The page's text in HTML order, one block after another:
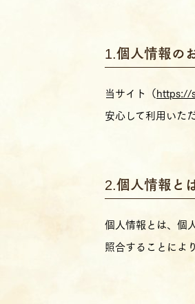
個人情報の
当サイト（https://
安心して利用いた
個人情報と
個人情報とは、個
照合することによ